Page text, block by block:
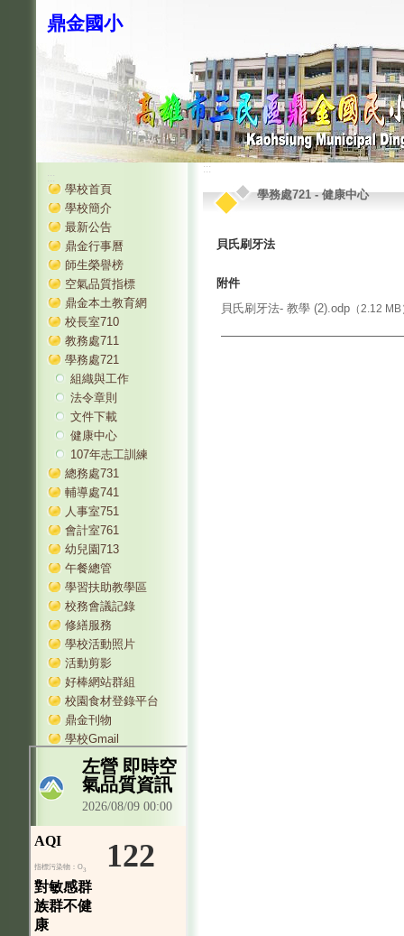
鼎金國小
:::
學校首頁
學校簡介
最新公告
鼎金行事曆
師生榮譽榜
空氣品質指標
鼎金本土教育網
校長室710
教務處711
學務處721
組織與工作
法令章則
文件下載
健康中心
107年志工訓練
總務處731
輔導處741
人事室751
會計室761
幼兒園713
午餐總管
學習扶助教學區
校務會議記錄
修繕服務
學校活動照片
活動剪影
好棒網站群組
校園食材登錄平台
鼎金刊物
學校Gmail
:::
學務處721-健康中心
貝氏刷牙法
附件
貝氏刷牙法- 教學 (2).odp （2.12